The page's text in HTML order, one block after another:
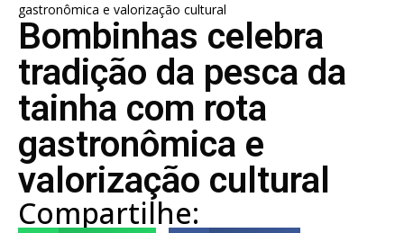
gastronômica e valorização cultural
Bombinhas celebra
tradição da pesca da
tainha com rota
gastronômica e
valorização cultural
Compartilhe: